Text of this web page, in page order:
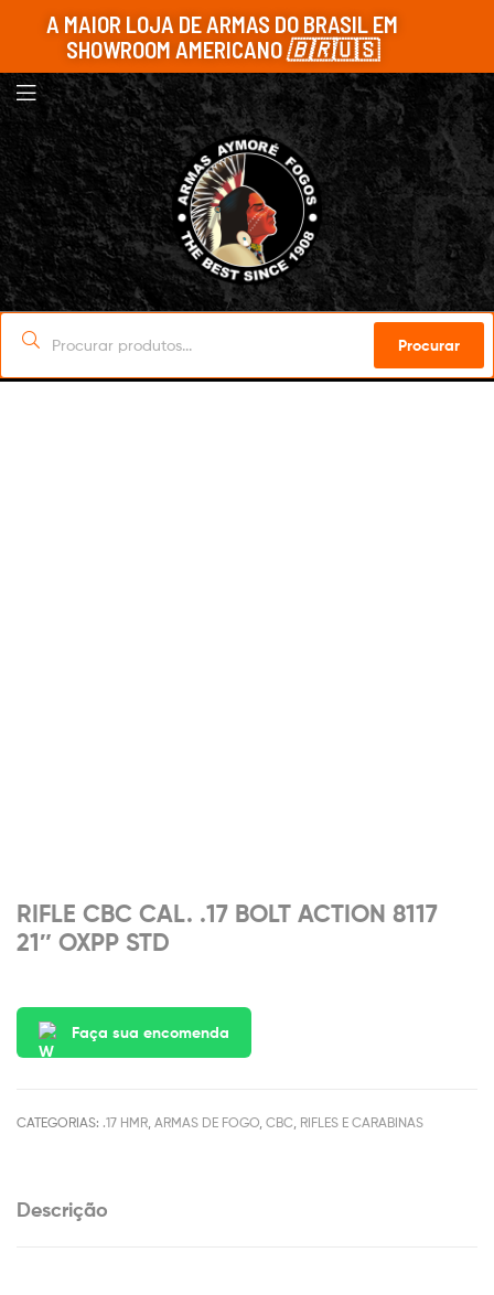
A MAIOR LOJA DE ARMAS DO BRASIL EM
SHOWROOM AMERICANO🇧🇷🇺🇸
Procurar
RIFLE CBC CAL. .17 BOLT ACTION 8117
21″ OXPP STD
Faça sua encomenda
CATEGORIAS: .17 HMR ARMAS DE FOGO CBC RIFLES E CARABINAS
Descrição